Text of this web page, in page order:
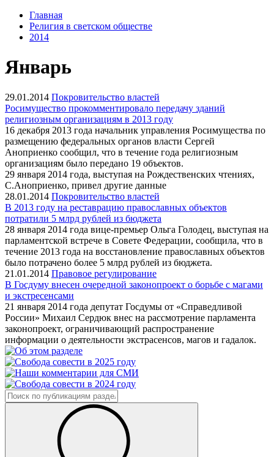
Главная
Религия в светском обществе
2014
Январь
29.01.2014 Покровительство властей
Росимущество прокомментировало передачу зданий
религиозным организациям в 2013 году
16 декабря 2013 года начальник управления Росимущества по
размещению федеральных органов власти Сергей
Аноприенко сообщил, что в течение года религиозным
организациям было передано 19 объектов.
29 января 2014 года, выступая на Рождественских чтениях,
С.Аноприенко, привел другие данные
28.01.2014 Покровительство властей
В 2013 году на реставрацию православных объектов
потратили 5 млрд рублей из бюджета
28 января 2014 года вице-премьер Ольга Голодец, выступая на
парламентской встрече в Совете Федерации, сообщила, что в
течение 2013 года на восстановление православных объектов
было потрачено более 5 млрд рублей из бюджета.
21.01.2014 Правовое регулирование
В Госдуму внесен очередной законопроект о борьбе с магами
и экстресенсами
21 января 2014 года депутат Госдумы от «Справедливой
России» Михаил Сердюк внес на рассмотрение парламента
законопроект, ограничивающий распространение
информации о деятельности экстрасенсов, магов и гадалок.